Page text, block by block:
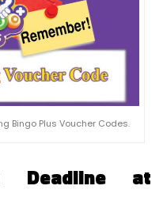
Bingo Plus Voucher Codes.
Deadline at